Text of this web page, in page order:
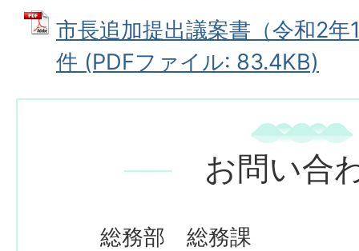
市長追加提出議案書（令和2年
件 (PDFファイル: 83.4KB)
お問い合
総務部 総務課